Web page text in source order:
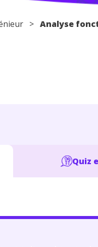
> Analyse
Quiz